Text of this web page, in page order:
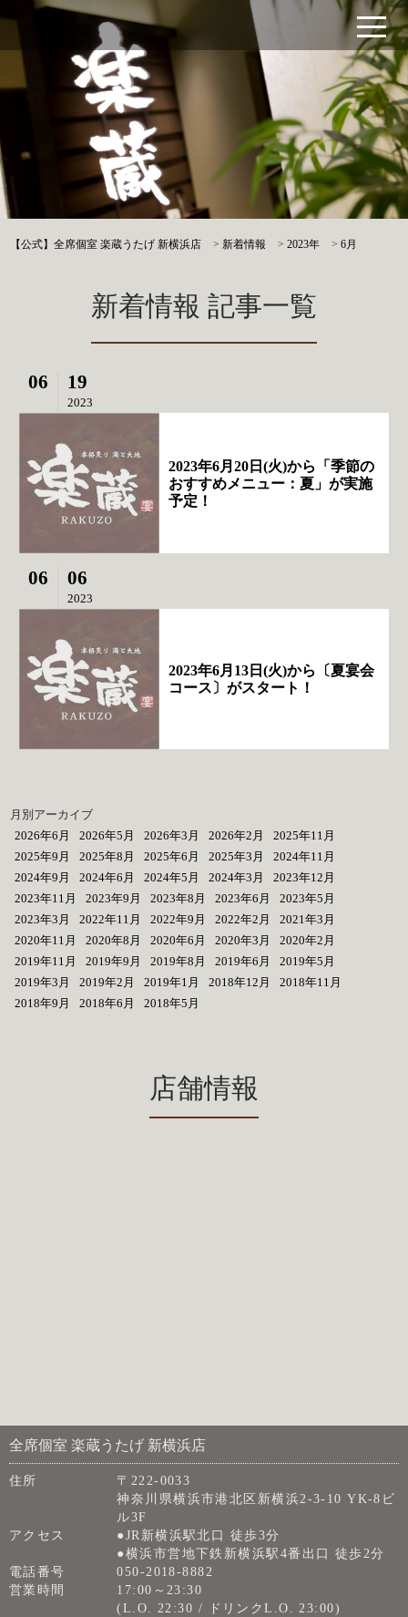
【公式】全席個室 楽蔵うたげ 新横浜店 >新着情報 >2023年 >6月
新着情報 記事一覧
06 19
2023
2023年6月20日(火)から「季節の
おすすめメニュー：夏」が実施
予定！
06 06
2023
2023年6月13日(火)から〔夏宴会
コース〕がスタート！
月別アーカイブ
2026年6月
2026年5月 2026年3月 2026年2月
2025年11月
2025年9月
2025年8月 2025年6月 2025年3月
2024年11月
2024年9月
2024年6月 2024年5月 2024年3月
2023年12月
2023年11月
2023年9月 2023年8月 2023年6月
2023年5月
2023年3月
2022年11月 2022年9月 2022年2月
2021年3月
2020年11月
2020年8月 2020年6月 2020年3月
2020年2月
2019年11月
2019年9月 2019年8月 2019年6月
2019年5月
2019年3月
2019年2月 2019年1月 2018年12月
2018年11月
2018年9月
2018年6月 2018年5月
店舗情報
全席個室 楽蔵うたげ 新横浜店
住所
〒222-0033
神奈川県横浜市港北区新横浜2-3-10 YK-8ビ
ル3F
アクセス
●JR新横浜駅北口 徒歩3分
●横浜市営地下鉄新横浜駅4番出口 徒歩2分
電話番号
050-2018-8882
営業時間
17:00～23:30
(L.O. 22:30 / ドリンクL.O. 23:00)